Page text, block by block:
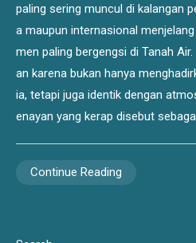
paling sering muncul di kalangan
a maupun internasional
men paling bergengsi di Tanah
an karena bukan hanya
ia, tetapi juga identik dengan
enayan yang kerap disebut
Continue Reading